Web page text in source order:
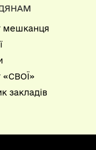
мешканця
«СВОЇ»
закладів